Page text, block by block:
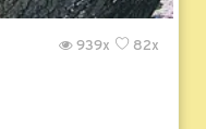
82x
939x